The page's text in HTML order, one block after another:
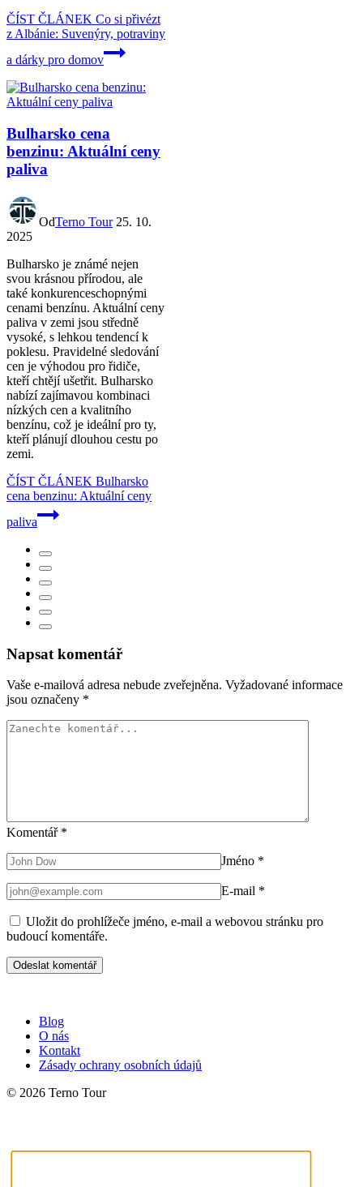
ČÍST ČLÁNEK Co si přivézt
z Albánie: Suvenýry, potraviny
a dárky pro domov
Bulharsko cena
benzinu: Aktuální ceny
paliva
OdTerno Tour 25. 10.
2025
Bulharsko je známé nejen
svou krásnou přírodou, ale
také konkurenceschopnými
cenami benzínu. Aktuální ceny
paliva v zemi jsou středně
vysoké, s lehkou tendencí k
poklesu. Pravidelné sledování
cen je výhodou pro řidiče,
kteří chtějí ušetřit. Bulharsko
nabízí zajímavou kombinaci
nízkých cen a kvalitního
benzínu, což je ideální pro ty,
kteří plánují dlouhou cestu po
zemi.
ČÍST ČLÁNEK Bulharsko
cena benzinu: Aktuální ceny
paliva
Napsat komentář
Vaše e-mailová adresa nebude zveřejněna. Vyžadované informace
jsou označeny *
Komentář *
Jméno *
E-mail *
Uložit do prohlížeče jméno, e-mail a webovou stránku pro
budoucí komentáře.
Blog
O nás
Kontakt
Zásady ochrany osobních údajů
© 2026 Terno Tour